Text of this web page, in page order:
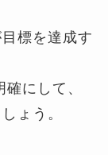
標を達成す
にして、
ょう。